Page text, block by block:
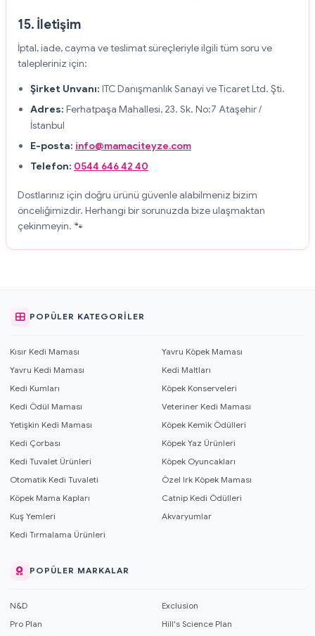
15. İletişim
İptal, iade, cayma ve teslimat süreçleriyle ilgili tüm soru ve
talepleriniz için:
Şirket Unvanı: ITC Danışmanlık Sanayi ve Ticaret Ltd. Şti.
Adres: Ferhatpaşa Mahallesi, 23. Sk. No:7 Ataşehir /
İstanbul
E-posta: info@mamaciteyze.com
Telefon: 0544 646 42 40
Dostlarınız için doğru ürünü güvenle alabilmeniz bizim
önceliğimizdir. Herhangi bir sorunuzda bize ulaşmaktan
çekinmeyin. 🐾
POPÜLER KATEGORILER
Kısır Kedi Maması
Yavru Köpek Maması
Yavru Kedi Maması
Kedi Maltları
Kedi Kumları
Köpek Konserveleri
Kedi Ödül Maması
Veteriner Kedi Maması
Yetişkin Kedi Maması
Köpek Kemik Ödülleri
Kedi Çorbası
Köpek Yaz Ürünleri
Kedi Tuvalet Ürünleri
Köpek Oyuncakları
Otomatik Kedi Tuvaleti
Özel Irk Köpek Maması
Köpek Mama Kapları
Catnip Kedi Ödülleri
Kuş Yemleri
Akvaryumlar
Kedi Tırmalama Ürünleri
POPÜLER MARKALAR
N&D
Exclusion
Pro Plan
Hill's Science Plan